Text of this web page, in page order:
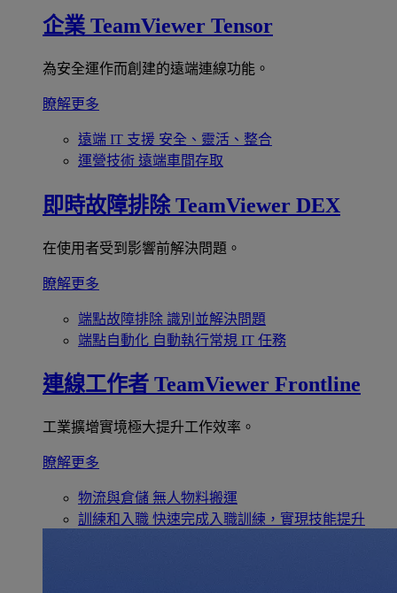
企業 TeamViewer Tensor
為安全運作而創建的遠端連線功能。
瞭解更多
遠端 IT 支援 安全、靈活、整合
運營技術 遠端車間存取
即時故障排除 TeamViewer DEX
在使用者受到影響前解決問題。
瞭解更多
端點故障排除 識別並解決問題
端點自動化 自動執行常規 IT 任務
連線工作者 TeamViewer Frontline
工業擴增實境極大提升工作效率。
瞭解更多
物流與倉儲 無人物料搬運
訓練和入職 快速完成入職訓練，實現技能提升